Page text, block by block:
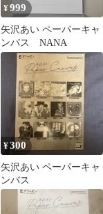
¥999
矢沢あい ペーパーキャ
ンバス NANA
¥300
矢沢あい ペーパーキャ
ンバス